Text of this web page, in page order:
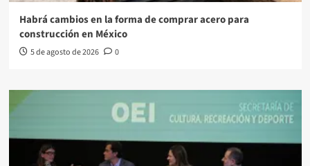
Habrá cambios en la forma de comprar acero para
construcción en México
5 de agosto de 2026 0